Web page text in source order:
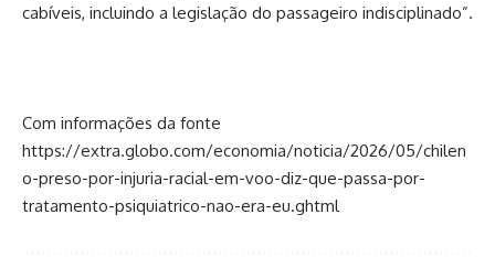
cabíveis, incluindo a legislação do passageiro indisciplinado”.
Com informações da fonte
https://extra.globo.com/economia/noticia/2026/05/chilen
o-preso-por-injuria-racial-em-voo-diz-que-passa-por-
tratamento-psiquiatrico-nao-era-eu.ghtml